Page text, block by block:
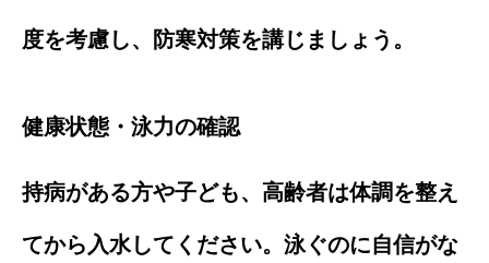
度を考慮し、防寒対策を講じましょう。
健康状態・泳力の確認
持病がある方や子ども、高齢者は体調を整え
てから入水してください。泳ぐのに自信がな